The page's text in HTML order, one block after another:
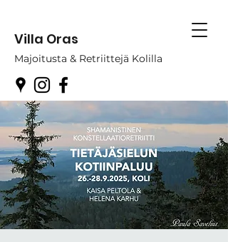
Villa Oras
Majoitusta & Retriittejä Kolilla